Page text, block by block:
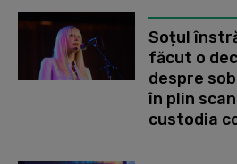
Soțul
făcut o
despre
în plin
custodia